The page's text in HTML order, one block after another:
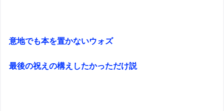
意地でも本を置かないウォズ
最後の祝えの構えしたかっただけ説